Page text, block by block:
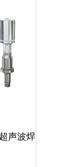
声波焊
声
块化
干